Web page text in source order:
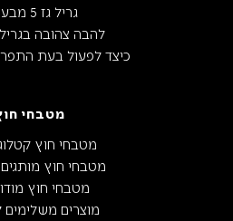
גריל גז 5 מבערים
להבה צהובה
כיצד לפעול בעת
מטבחי
מטבחי חוץ
מטבחי חוץ מותגים
מטבחי חוץ
מוצרים